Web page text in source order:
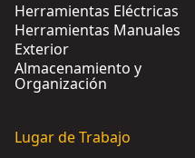
Herramientas Eléctricas
Herramientas Manuales
Exterior
Almacenamiento y
Organización
Lugar de Trabajo